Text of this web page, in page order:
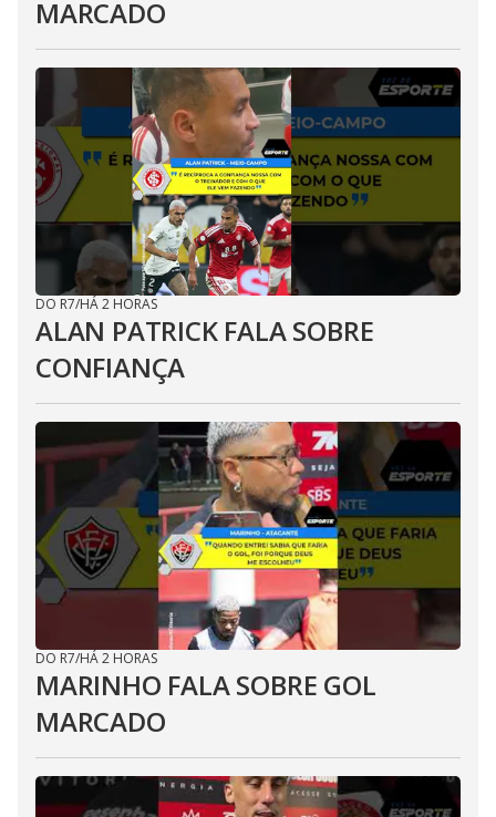
MARCADO
DO R7/HÁ 2 HORAS
ALAN PATRICK FALA SOBRE
CONFIANÇA
DO R7/HÁ 2 HORAS
MARINHO FALA SOBRE GOL
MARCADO